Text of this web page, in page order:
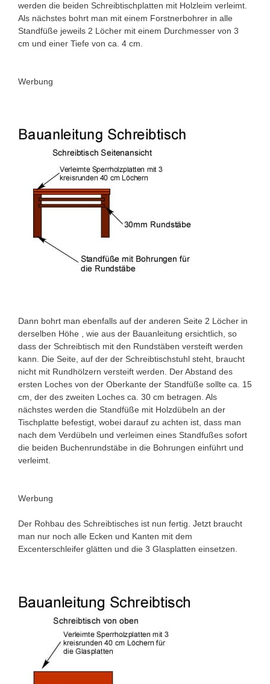
werden die beiden Schreibtischplatten mit Holzleim verleimt.
Als nächstes bohrt man mit einem Forstnerbohrer in alle
Standfüße jeweils 2 Löcher mit einem Durchmesser von 3
cm und einer Tiefe von ca. 4 cm.
Werbung
Dann bohrt man ebenfalls auf der anderen Seite 2 Löcher in
derselben Höhe , wie aus der Bauanleitung ersichtlich, so
dass der Schreibtisch mit den Rundstäben versteift werden
kann. Die Seite, auf der der Schreibtischstuhl steht, braucht
nicht mit Rundhölzern versteift werden. Der Abstand des
ersten Loches von der Oberkante der Standfüße sollte ca. 15
cm, der des zweiten Loches ca. 30 cm betragen. Als
nächstes werden die Standfüße mit Holzdübeln an der
Tischplatte befestigt, wobei darauf zu achten ist, dass man
nach dem Verdübeln und verleimen eines Standfußes sofort
die beiden Buchenrundstäbe in die Bohrungen einführt und
verleimt.
Werbung
Der Rohbau des Schreibtisches ist nun fertig. Jetzt braucht
man nur noch alle Ecken und Kanten mit dem
Excenterschleifer glätten und die 3 Glasplatten einsetzen.